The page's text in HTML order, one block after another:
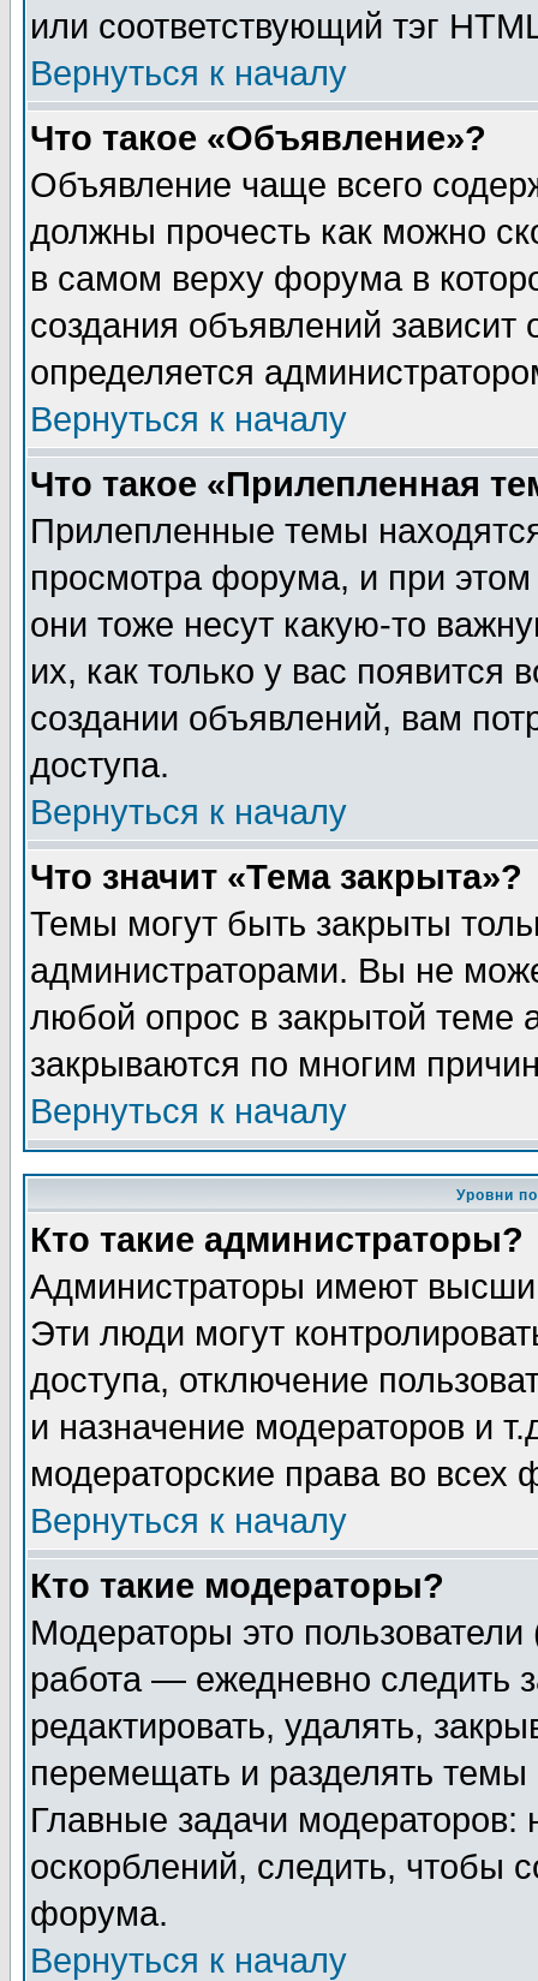
или соответствующий тэг
Вернуться к началу
Что такое «Объявление»?
Объявление чаще всего
должны прочесть как можно
в самом верху форума в
создания объявлений зависит
определяется
Вернуться к началу
Что такое «Прилепленная
Прилепленные темы
просмотра форума, и при
они тоже несут какую-то
их, как только у вас появится
создании объявлений, вам
доступа.
Вернуться к началу
Что значит «Тема закрыта»?
Темы могут быть закрыты
администраторами. Вы не
любой опрос в закрытой теме
закрываются по многим
Вернуться к началу
Уровни
Кто такие администраторы?
Администраторы имеют
Эти люди могут
доступа, отключение
и назначение модераторов и
модераторские права во всех
Вернуться к началу
Кто такие модераторы?
Модераторы это
работа — ежедневно следить
редактировать, удалять,
перемещать и разделять
Главные задачи
оскорблений, следить, чтобы
форума.
Вернуться к началу